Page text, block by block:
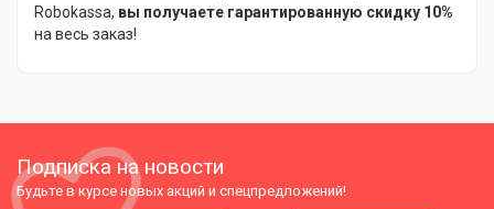
Robokassa, вы получаете гарантированную скидку 10%
на весь заказ!
Подписка на новости
Будьте в курсе новых акций и спецпредложений!